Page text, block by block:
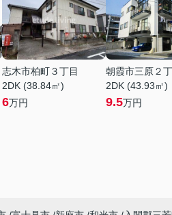
志木市柏町３丁目
2DK (38.84㎡)
6万円
朝霞市三原２
2DK (43.93㎡)
9.5万円